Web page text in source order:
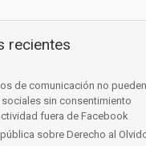
recientes
de comunicación no
sociales sin consentimiento
fuera de Facebook
sobre Derecho al